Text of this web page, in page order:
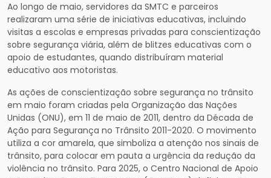
Ao longo de maio, servidores da SMTC e parceiros
realizaram uma série de iniciativas educativas, incluindo
visitas a escolas e empresas privadas para conscientização
sobre segurança viária, além de blitzes educativas com o
apoio de estudantes, quando distribuíram material
educativo aos motoristas.
As ações de conscientização sobre segurança no trânsito
em maio foram criadas pela Organização das Nações
Unidas (ONU), em 11 de maio de 2011, dentro da Década de
Ação para Segurança no Trânsito 2011-2020. O movimento
utiliza a cor amarela, que simboliza a atenção nos sinais de
trânsito, para colocar em pauta a urgência da redução da
violência no trânsito. Para 2025, o Centro Nacional de Apoio